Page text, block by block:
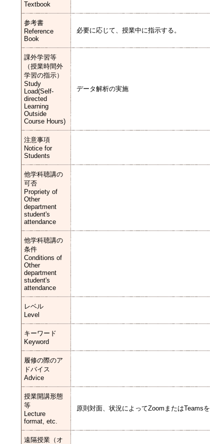
Textbook
参考書
Reference
Book
必要に応じて、授業中に指示する。
課外学習等
（授業時間外
学習の指示）
Study
Load(Self-
directed
Learning
Outside
Course Hours)
データ解析の実施
注意事項
Notice for
Students
他学科聴講の
可否
Propriety of
Other
department
student's
attendance
他学科聴講の
条件
Conditions of
Other
department
student's
attendance
レベル
Level
キーワード
Keyword
履修の際のア
ドバイス
Advice
授業開講形態
等
Lecture
format, etc.
原則対⾯、状況によってZoomまたはTeams
遠隔授業（オ